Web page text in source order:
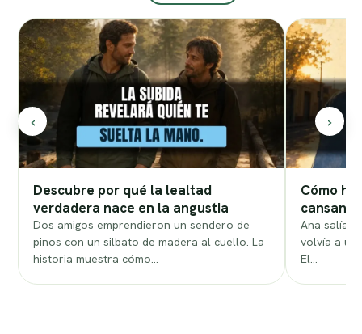
‹
Descubre por qué la lealtad
verdadera nace en la angustia
Dos amigos emprendieron un sendero de
pinos con un silbato de madera al cuello. La
historia muestra cómo…
Cómo
Ana salía
volvía a
El…
›